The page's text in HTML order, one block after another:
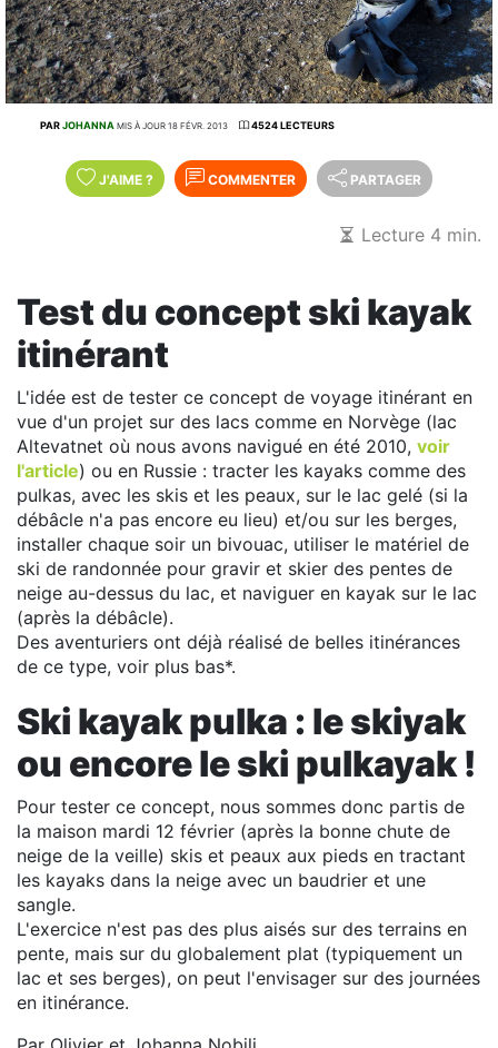
PARJOHANNA MIS À JOUR 18 FÉVR. 2013 4524 LECTEURS
J'AIME ? COMMENTER PARTAGER
Lecture 4 min.
Test du concept ski kayak
itinérant
L'idée est de tester ce concept de voyage itinérant en
vue d'un projet sur des lacs comme en Norvège (lac
Altevatnet où nous avons navigué en été 2010, voir
l'article) ou en Russie : tracter les kayaks comme des
pulkas, avec les skis et les peaux, sur le lac gelé (si la
débâcle n'a pas encore eu lieu) et/ou sur les berges,
installer chaque soir un bivouac, utiliser le matériel de
ski de randonnée pour gravir et skier des pentes de
neige au-dessus du lac, et naviguer en kayak sur le lac
(après la débâcle).
Des aventuriers ont déjà réalisé de belles itinérances
de ce type, voir plus bas*.
Ski kayak pulka : le skiyak
ou encore le ski pulkayak !
Pour tester ce concept, nous sommes donc partis de
la maison mardi 12 février (après la bonne chute de
neige de la veille) skis et peaux aux pieds en tractant
les kayaks dans la neige avec un baudrier et une
sangle.
L'exercice n'est pas des plus aisés sur des terrains en
pente, mais sur du globalement plat (typiquement un
lac et ses berges), on peut l'envisager sur des journées
en itinérance.